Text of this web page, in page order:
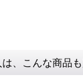
、こんな商品